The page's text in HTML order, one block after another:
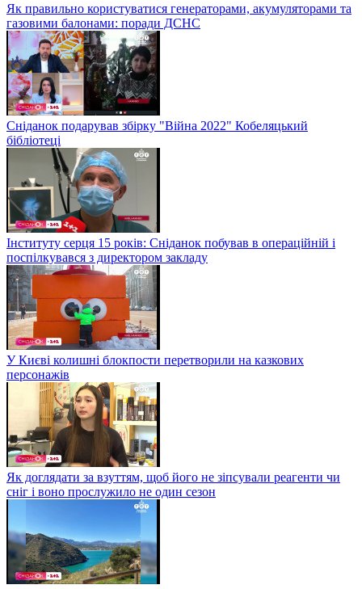
Як правильно користуватися генераторами, акумуляторами та
газовими балонами: поради ДСНС
Сніданок подарував збірку "Війна 2022" Кобеляцький
бібліотеці
Інституту серця 15 років: Сніданок побував в операційній і
поспілкувався з директором закладу
У Києві колишні блокпости перетворили на казкових
персонажів
Як доглядати за взуттям, щоб його не зіпсували реагенти чи
сніг і воно прослужило не один сезон